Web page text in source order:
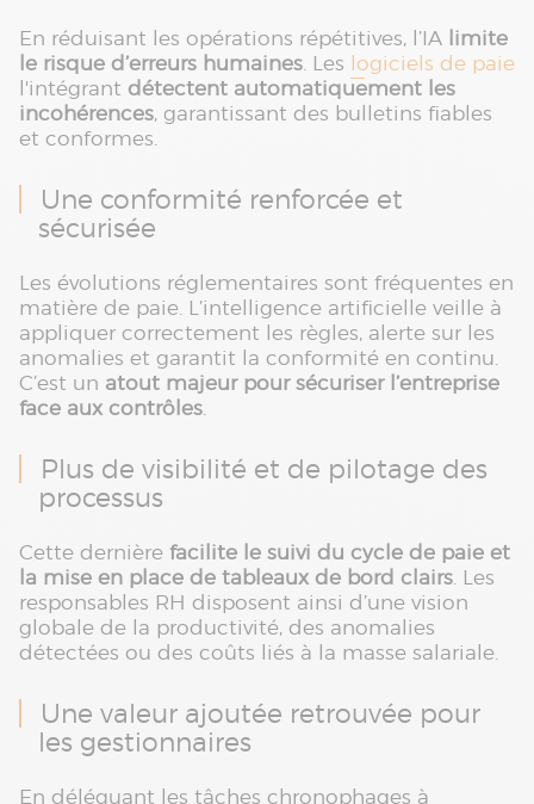
En réduisant les opérations répétitives, l’IA limite
le risque d’erreurs humaines. Les logiciels de paie
l'intégrant détectent automatiquement les
incohérences, garantissant des bulletins fiables
et conformes.
Une conformité renforcée et
sécurisée
Les évolutions réglementaires sont fréquentes en
matière de paie. L’intelligence artificielle veille à
appliquer correctement les règles, alerte sur les
anomalies et garantit la conformité en continu.
C’est un atout majeur pour sécuriser l’entreprise
face aux contrôles.
Plus de visibilité et de pilotage des
processus
Cette dernière facilite le suivi du cycle de paie et
la mise en place de tableaux de bord clairs. Les
responsables RH disposent ainsi d’une vision
globale de la productivité, des anomalies
détectées ou des coûts liés à la masse salariale.
Une valeur ajoutée retrouvée pour
les gestionnaires
En déléguant les tâches chronophages à